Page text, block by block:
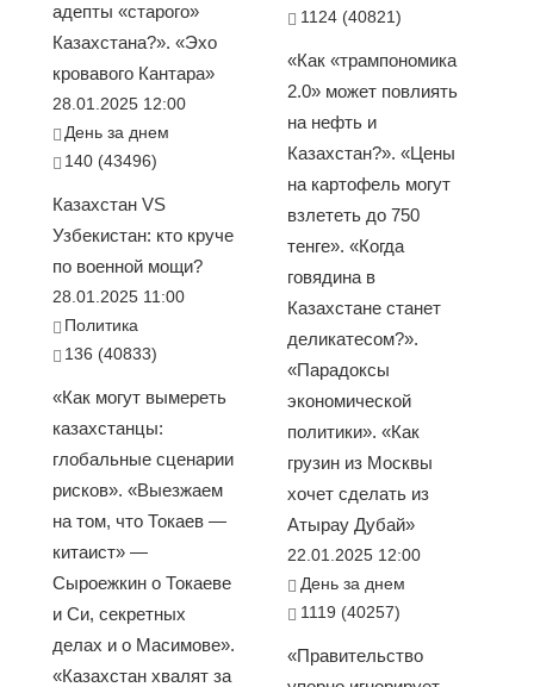
адепты «старого»
Казахстана?». «Эхо
кровавого Кантара»
28.01.2025 12:00
День за днем
140 (43496)
Казахстан VS
Узбекистан: кто круче
по военной мощи?
28.01.2025 11:00
Политика
136 (40833)
«Как могут вымереть
казахстанцы:
глобальные сценарии
рисков». «Выезжаем
на том, что Токаев —
китаист» —
Сыроежкин о Токаеве
и Си, секретных
делах и о Масимове».
«Казахстан хвалят за
1124 (40821)
«Как «трампономика
2.0» может повлиять
на нефть и
Казахстан?». «Цены
на картофель могут
взлететь до 750
тенге». «Когда
говядина в
Казахстане станет
деликатесом?».
«Парадоксы
экономической
политики». «Как
грузин из Москвы
хочет сделать из
Атырау Дубай»
22.01.2025 12:00
День за днем
1119 (40257)
«Правительство